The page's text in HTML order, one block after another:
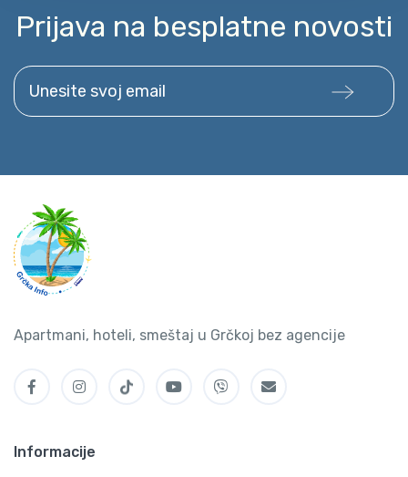
Prijava na besplatne novosti
Unesite svoj email
Apartmani, hoteli, smeštaj u Grčkoj bez agencije
Informacije